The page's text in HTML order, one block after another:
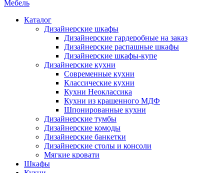
Мебель
Каталог
Дизайнерские шкафы
Дизайнерские гардеробные на заказ
Дизайнерские распашные шкафы
Дизайнерские шкафы-купе
Дизайнерские кухни
Современные кухни
Классические кухни
Кухни Неоклассика
Кухни из крашенного МДФ
Шпонированные кухни
Дизайнерские тумбы
Дизайнерские комоды
Дизайнерские банкетки
Дизайнерские столы и консоли
Мягкие кровати
Шкафы